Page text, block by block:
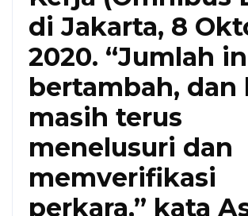
di Jakarta, 8
2020. “Jumlah
bertambah, dan
masih terus
menelusuri dan
memverifikasi
perkara,” kata